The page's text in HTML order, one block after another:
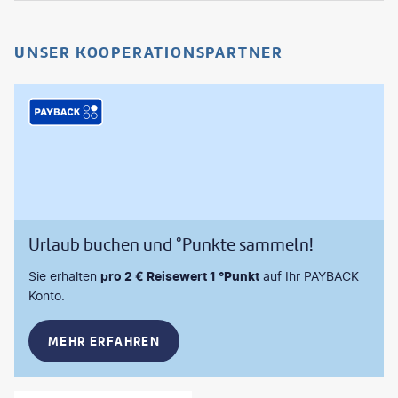
UNSER KOOPERATIONSPARTNER
Urlaub buchen und °Punkte sammeln!
Sie erhalten pro 2 € Reisewert 1 °Punkt auf Ihr PAYBACK
Konto.
MEHR ERFAHREN